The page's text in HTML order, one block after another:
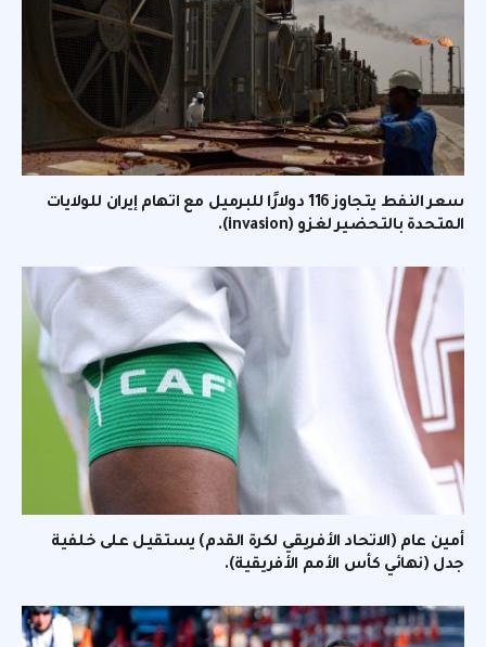
سعر النفط يتجاوز 116 دولارًا للبرميل مع اتهام إيران للولايات
المتحدة بالتحضير لغزو (invasion).
أمين عام (الاتحاد الأفريقي لكرة القدم) يستقيل على خلفية
جدل (نهائي كأس الأمم الأفريقية).